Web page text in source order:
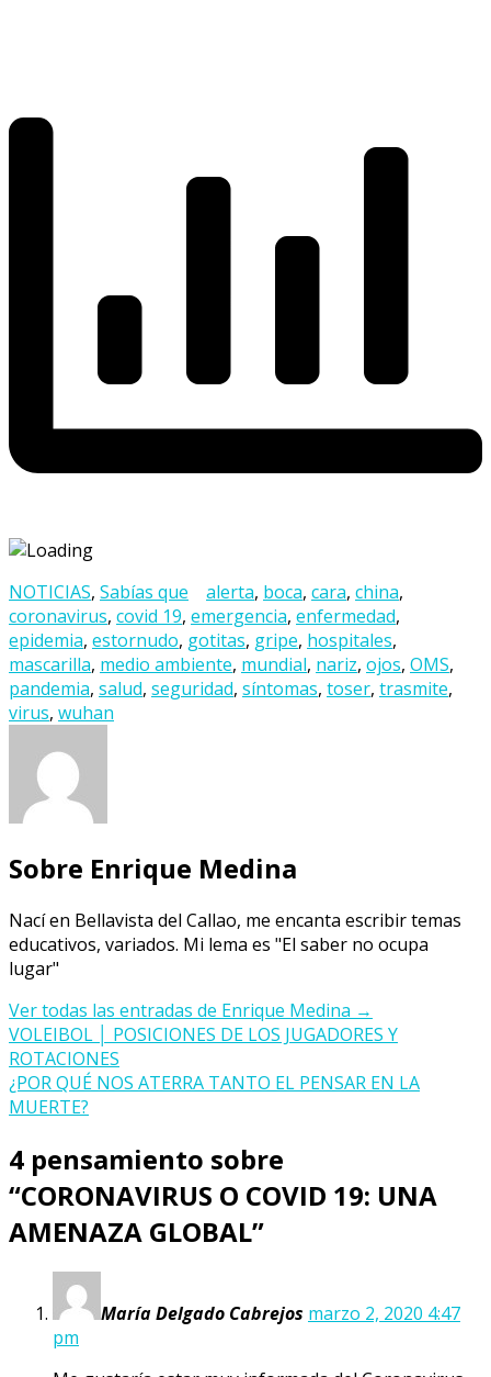
NOTICIAS, Sabías que alerta, boca, cara, china,
coronavirus, covid 19, emergencia, enfermedad,
epidemia, estornudo, gotitas, gripe, hospitales,
mascarilla, medio ambiente, mundial, nariz, ojos, OMS,
pandemia, salud, seguridad, síntomas, toser, trasmite,
virus, wuhan
Sobre Enrique Medina
Nací en Bellavista del Callao, me encanta escribir temas
educativos, variados. Mi lema es "El saber no ocupa
lugar"
Ver todas las entradas de Enrique Medina →
Navegación
de
entradas
VOLEIBOL │ POSICIONES DE LOS JUGADORES Y
ROTACIONES
¿POR QUÉ NOS ATERRA TANTO EL PENSAR EN LA
MUERTE?
4 pensamiento sobre
“CORONAVIRUS O COVID 19: UNA
AMENAZA GLOBAL”
María Delgado Cabrejos marzo 2, 2020 4:47
pm